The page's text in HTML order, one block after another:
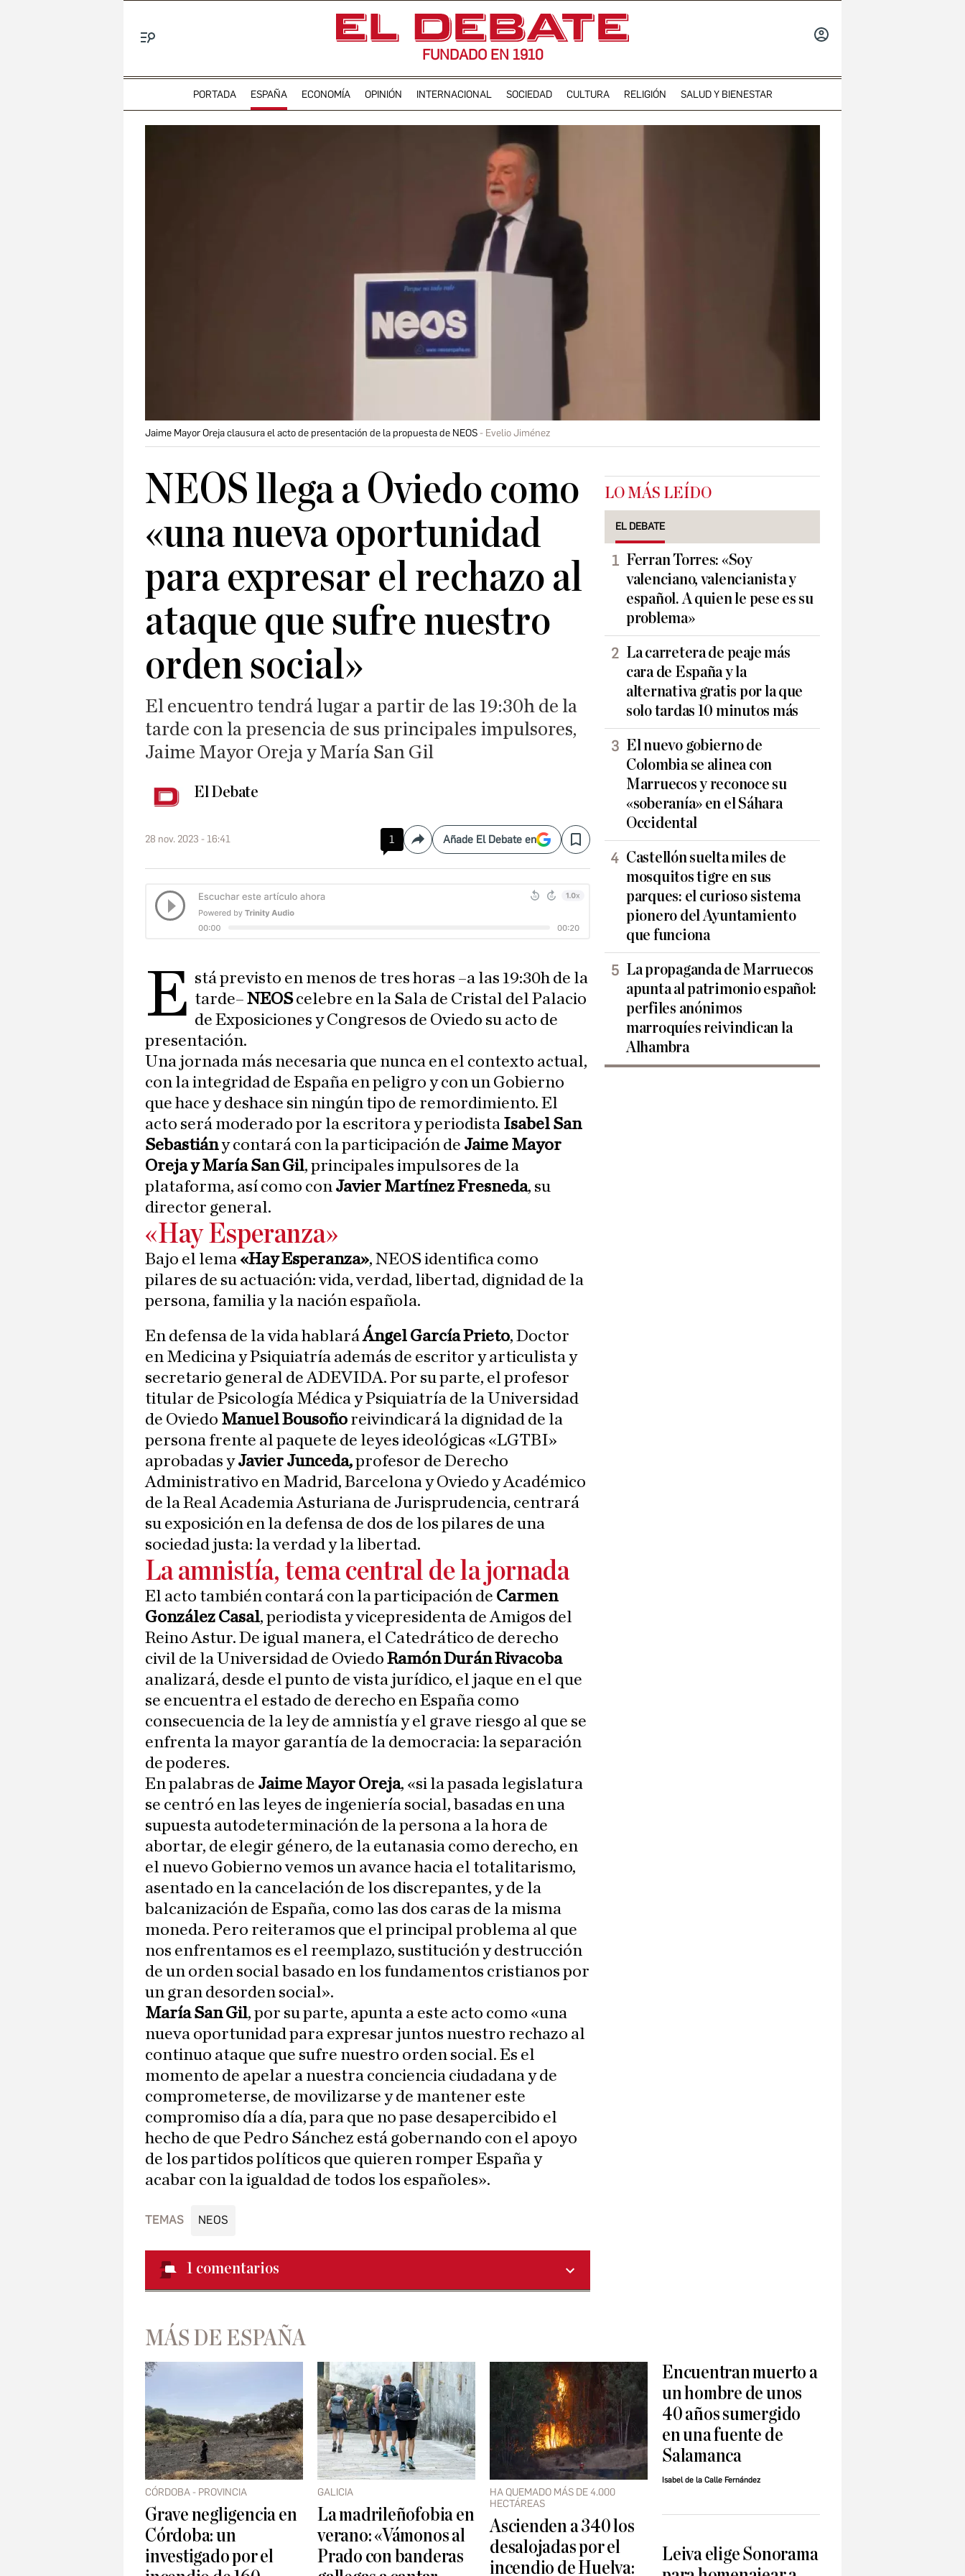
FUNDADO EN 1910
PORTADA ESPAÑA ECONOMÍA OPINIÓN INTERNACIONAL SOCIEDAD CULTURA RELIGIÓN SALUD Y BIENESTAR
Jaime Mayor Oreja clausura el acto de presentación de la propuesta de NEOS Evelio Jiménez
NEOS llega a Oviedo como
«una nueva oportunidad
para expresar el rechazo al
ataque que sufre nuestro
orden social»
El encuentro tendrá lugar a partir de las 19:30h de la
tarde con la presencia de sus principales impulsores,
Jaime Mayor Oreja y María San Gil
El Debate
28 nov. 2023 - 16:41 1 CompartirAñade El Debate en Save
E stá previsto en menos de tres horas –a las 19:30h de la
tarde–NEOScelebre en la Sala de Cristal del Palacio
de Exposiciones y Congresos de Oviedo su acto de
presentación.
Una jornada más necesaria que nunca en el contexto actual,
con la integridad de España en peligro y con un Gobierno
que hace y deshace sin ningún tipo de remordimiento. El
acto será moderado por la escritora y periodista Isabel San
Sebastiány contará con la participación de Jaime Mayor
Oreja y María San Gil, principales impulsores de la
plataforma, así como con Javier Martínez Fresneda, su
director general.
«Hay Esperanza»
Bajo el lema «Hay Esperanza», NEOS identifica como
pilares de su actuación: vida, verdad, libertad, dignidad de la
persona, familia y la nación española.
En defensa de la vida hablaráÁngel García Prieto, Doctor
en Medicina y Psiquiatría además de escritor y articulista y
secretario general de ADEVIDA. Por su parte, el profesor
titular de Psicología Médica y Psiquiatría de la Universidad
de Oviedo Manuel Bousoño reivindicará la dignidad de la
persona frente al paquete de leyes ideológicas «LGTBI»
aprobadas yJavier Junceda,profesor de Derecho
Administrativo en Madrid, Barcelona y Oviedo y Académico
de la Real Academia Asturiana de Jurisprudencia, centrará
su exposición en la defensa de dos de los pilares de una
sociedad justa: la verdad y la libertad.
La amnistía, tema central de la jornada
El acto también contará con la participación de Carmen
González Casal, periodista y vicepresidenta de Amigos del
Reino Astur. De igual manera, el Catedrático de derecho
civil de la Universidad de Oviedo Ramón Durán Rivacoba
analizará, desde el punto de vista jurídico, el jaque en el que
se encuentra el estado de derecho en España como
consecuencia de la ley de amnistía y el grave riesgo al que se
enfrenta la mayor garantía de la democracia: la separación
de poderes.
En palabras de Jaime Mayor Oreja, «si la pasada legislatura
se centró en las leyes de ingeniería social, basadas en una
supuesta autodeterminación de la persona a la hora de
abortar, de elegir género, de la eutanasia como derecho, en
el nuevo Gobierno vemos un avance hacia el totalitarismo,
asentado en la cancelación de los discrepantes, y de la
balcanización de España, como las dos caras de la misma
moneda. Pero reiteramos que el principal problema al que
nos enfrentamos es el reemplazo, sustitución y destrucción
de un orden social basado en los fundamentos cristianos por
un gran desorden social».
María San Gil, por su parte, apunta a este acto como «una
nueva oportunidad para expresar juntos nuestro rechazo al
continuo ataque que sufre nuestro orden social. Es el
momento de apelar a nuestra conciencia ciudadana y de
comprometerse, de movilizarse y de mantener este
compromiso día a día, para que no pase desapercibido el
hecho de que Pedro Sánchez está gobernando con el apoyo
de los partidos políticos que quieren romper España y
acabar con la igualdad de todos los españoles».
TEMAS NEOS
1 comentarios
LO MÁS LEÍDO
EL DEBATE
Ferran Torres: «Soy
valenciano, valencianista y
español. A quien le pese es su
problema»
La carretera de peaje más
cara de España y la
alternativa gratis por la que
solo tardas 10 minutos más
El nuevo gobierno de
Colombia se alinea con
Marruecos y reconoce su
«soberanía» en el Sáhara
Occidental
Castellón suelta miles de
mosquitos tigre en sus
parques: el curioso sistema
pionero del Ayuntamiento
que funciona
La propaganda de Marruecos
apunta al patrimonio español:
perfiles anónimos
marroquíes reivindican la
Alhambra
MÁS DE ESPAÑA
CÓRDOBA - PROVINCIA
Grave negligencia en
Córdoba: un
investigado por el
GALICIA
La madrileñofobia en
verano: «Vámonos al
Prado con banderas
HA QUEMADO MÁS DE 4.000
HECTÁREAS
Ascienden a 340 los
desalojadas por el
incendio de Huelva:
Encuentran muerto a
un hombre de unos
40 años sumergido
en una fuente de
Salamanca
Isabel de la Calle Fernández
Leiva elige Sonorama